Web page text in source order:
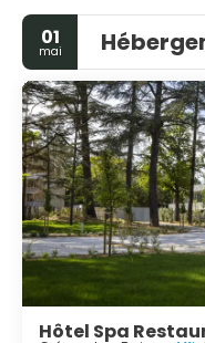
01
mai
Hôtel Spa